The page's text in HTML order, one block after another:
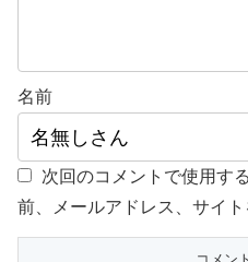
名前
次回のコメントで使用す
前、メールアドレス、サイト